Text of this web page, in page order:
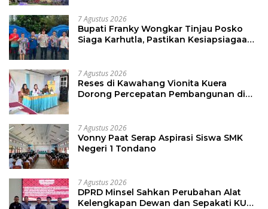
7 Agustus 2026
Bupati Franky Wongkar Tinjau Posko
Siaga Karhutla, Pastikan Kesiapsiagaan
7 Agustus 2026
Reses di Kawahang Vionita Kuera
Dorong Percepatan Pembangunan di
7 Agustus 2026
Vonny Paat Serap Aspirasi Siswa SMK
Negeri 1 Tondano
7 Agustus 2026
DPRD Minsel Sahkan Perubahan Alat
Kelengkapan Dewan dan Sepakati KUA-